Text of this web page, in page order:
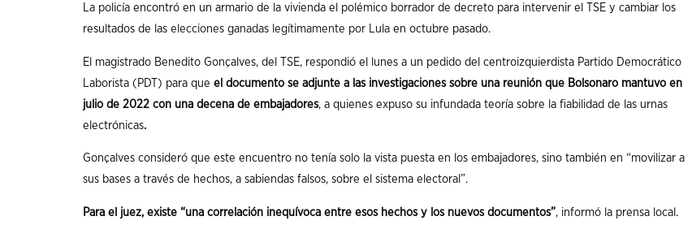
La policía encontró en un armario de la vivienda el polémico borrador de decreto para intervenir el TSE y cambiar los
resultados de las elecciones ganadas legítimamente por Lula en octubre pasado.
El magistrado Benedito Gonçalves, del TSE, respondió el lunes a un pedido del centroizquierdista Partido Democrático
Laborista (PDT) para que el documento se adjunte a las investigaciones sobre una reunión que Bolsonaro mantuvo en
julio de 2022 con una decena de embajadores, a quienes expuso su infundada teoría sobre la fiabilidad de las urnas
electrónicas.
Gonçalves consideró que este encuentro no tenía solo la vista puesta en los embajadores, sino también en “movilizar a
sus bases a través de hechos, a sabiendas falsos, sobre el sistema electoral”.
Para el juez, existe “una correlación inequívoca entre esos hechos y los nuevos documentos”, informó la prensa local.